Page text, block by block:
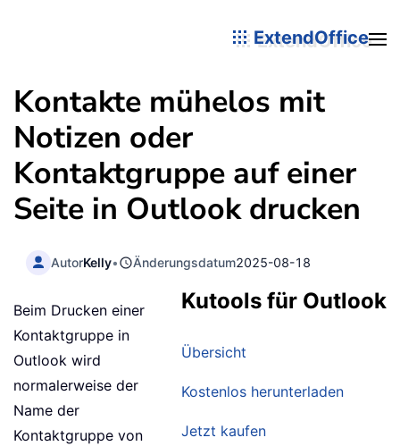
ExtendOffice
Kontakte mühelos mit
Notizen oder
Kontaktgruppe auf einer
Seite in Outlook drucken
AutorKelly• Änderungsdatum2025-08-18
Kutools für Outlook
Übersicht
Kostenlos herunterladen
Jetzt kaufen
Beim Drucken einer
Kontaktgruppe in
Outlook wird
normalerweise der
Name der
Kontaktgruppe von